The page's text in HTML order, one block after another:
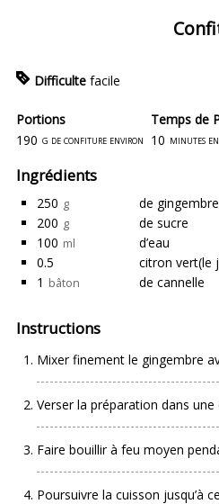
Difficulte facile
Portions
Temps de
190 g de confiture environ 10 minutes
Ingrédients
250 g de gingembre
200 g
de sucre
100 ml
d’eau
0.5
citron vert(le
1 bâton de cannelle
Instructions
Mixer finement le gingembre
Verser la préparation dans
Faire bouillir à feu moyen
Poursuivre la cuisson jusqu’à